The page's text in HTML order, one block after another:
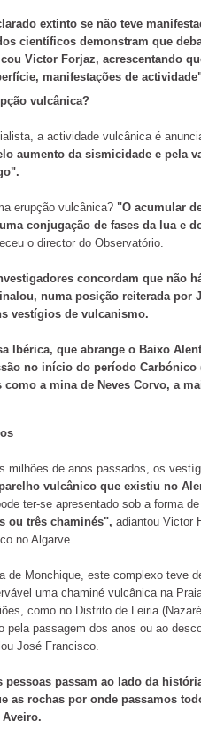
extinto se não teve
científicos demonstram que
Victor Forjaz, acrescentando
manifestações de
vulcânica?
a actividade vulcânica é
aumento da sismicidade e pela
erupção vulcânica? "O acumular
conjugação de fases da lua e
o director do Observatório.
concordam que não
numa posição reiterada por
vestígios de vulcanismo.
Ibérica, que abrange o Baixo
no início do período Carbónico
a mina de Neves Corvo, a
milhões de anos passados, os
vulcânico que existiu no
ter-se apresentado sob a forma
ou três chaminés", adiantou Victor
no Algarve.
de Monchique, este complexo teve
uma chaminé vulcânica na
como no Distrito de Leiria
pela passagem dos anos ou ao
José Francisco.
pessoas passam ao lado da
as rochas por onde passamos